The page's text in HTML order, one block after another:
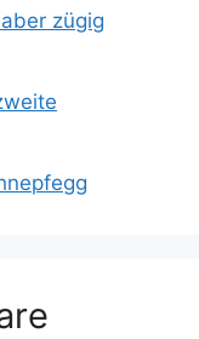
zügig